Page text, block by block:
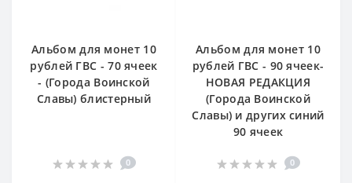
Альбом для монет 10
рублей ГВС - 70 ячеек
- (Города Воинской
Славы) блистерный
0
Альбом для монет 10
рублей ГВС - 90 ячеек-
НОВАЯ РЕДАКЦИЯ
(Города Воинской
Славы) и других синий
90 ячеек
0